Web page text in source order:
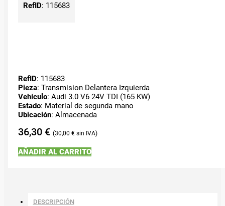
RefID: 115683
RefID: 115683
Pieza: Transmision Delantera Izquierda
Vehículo: Audi 3.0 V6 24V TDI (165 KW)
Estado: Material de segunda mano
Ubicación: Almacenada
36,30 € 30,00 €
AÑADIR AL CARRITO
DESCRIPCIÓN